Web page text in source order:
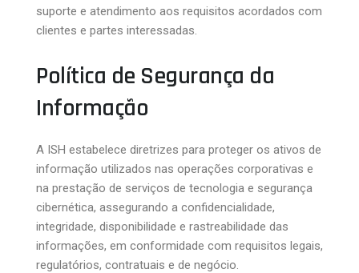
suporte e atendimento aos requisitos acordados com
clientes e partes interessadas.
Política de Segurança da
Informação
A ISH estabelece diretrizes para proteger os ativos de
informação utilizados nas operações corporativas e
na prestação de serviços de tecnologia e segurança
cibernética, assegurando a confidencialidade,
integridade, disponibilidade e rastreabilidade das
informações, em conformidade com requisitos legais,
regulatórios, contratuais e de negócio.